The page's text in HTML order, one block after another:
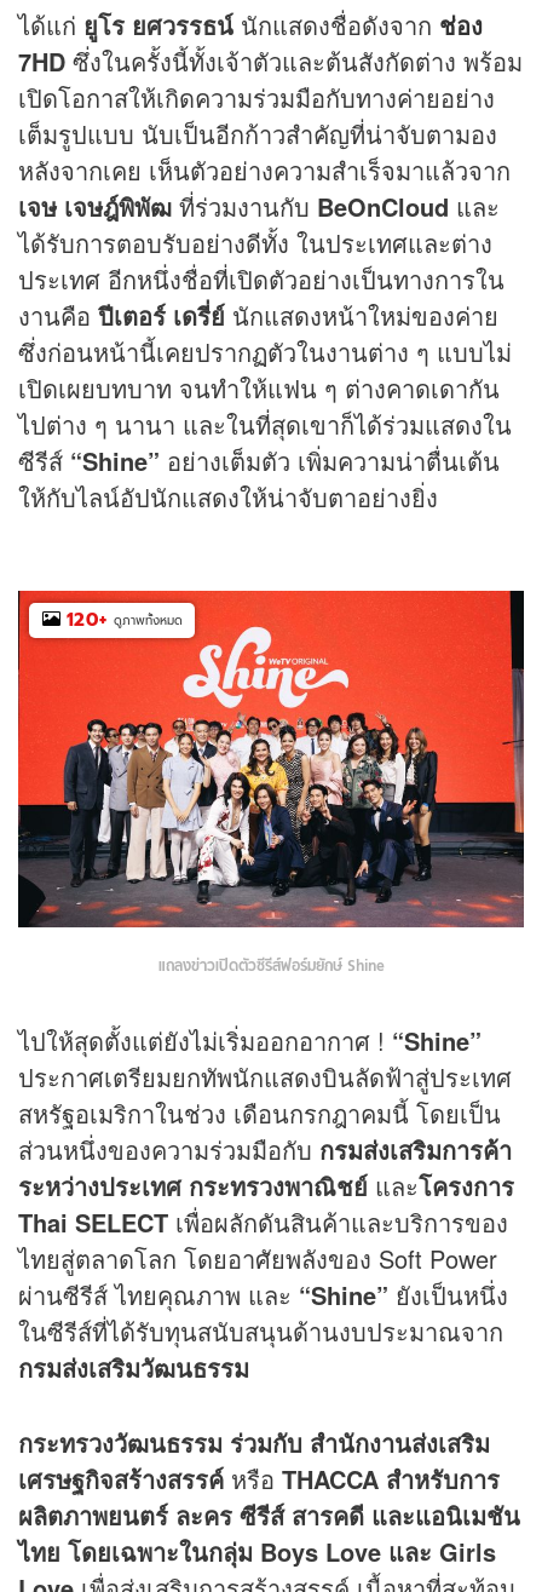
ได้แก่ ยูโร ยศวรรธน์ นักแสดงชื่อดังจาก ช่อง
7HD ซึ่งในครั้งนี้ทั้งเจ้าตัวและต้นสังกัดต่าง พร้อม
เปิดโอกาสให้เกิดความร่วมมือกับทางค่ายอย่าง
เต็มรูปแบบ นับเป็นอีกก้าวสำคัญที่น่าจับตามอง
หลังจากเคย เห็นตัวอย่างความสำเร็จมาแล้วจาก
เจษ เจษฎ์พิพัฒ ที่ร่วมงานกับ BeOnCloud และ
ได้รับการตอบรับอย่างดีทั้ง ในประเทศและต่าง
ประเทศ อีกหนึ่งชื่อที่เปิดตัวอย่างเป็นทางการใน
งานคือ ปีเตอร์ เดรี่ย์ นักแสดงหน้าใหม่ของค่าย
ซึ่งก่อนหน้านี้เคยปรากฏตัวในงานต่าง ๆ แบบไม่
เปิดเผยบทบาท จนทำให้แฟน ๆ ต่างคาดเดากัน
ไปต่าง ๆ นานา และในที่สุดเขาก็ได้ร่วมแสดงใน
ซีรีส์ “Shine” อย่างเต็มตัว เพิ่มความน่าตื่นเต้น
ให้กับไลน์อัปนักแสดงให้น่าจับตาอย่างยิ่ง
120+ ดูภาพทั้งหมด
แถลงข่าวเปิดตัวซีรีส์ฟอร์มยักษ์ Shine
ไปให้สุดตั้งแต่ยังไม่เริ่มออกอากาศ ! “Shine”
ประกาศเตรียมยกทัพนักแสดงบินลัดฟ้าสู่ประเทศ
สหรัฐอเมริกาในช่วง เดือนกรกฎาคมนี้ โดยเป็น
ส่วนหนึ่งของความร่วมมือกับ กรมส่งเสริมการค้า
ระหว่างประเทศ กระทรวงพาณิชย์ และโครงการ
Thai SELECT เพื่อผลักดันสินค้าและบริการของ
ไทยสู่ตลาดโลก โดยอาศัยพลังของ Soft Power
ผ่านซีรีส์ ไทยคุณภาพ และ “Shine” ยังเป็นหนึ่ง
ในซีรีส์ที่ได้รับทุนสนับสนุนด้านงบประมาณจาก
กรมส่งเสริมวัฒนธรรม
กระทรวงวัฒนธรรม ร่วมกับ สำนักงานส่งเสริม
เศรษฐกิจสร้างสรรค์ หรือ THACCA สำหรับการ
ผลิตภาพยนตร์ ละคร ซีรีส์ สารคดี และแอนิเมชัน
ไทย โดยเฉพาะในกลุ่ม Boys Love และ Girls